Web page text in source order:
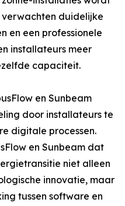
verwachten duidelijke
en een professionele
installateurs meer
capaciteit.
en Sunbeam
door installateurs te
digitale processen.
en Sunbeam dat
niet alleen
innovatie, maar
tussen software en